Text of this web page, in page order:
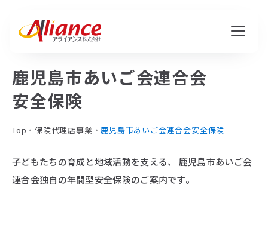
私たちについて
サービス
鹿児島市あいご会連合会
安全保険
Top ・保険代理店事業 ・鹿児島市あいご会連合会安全保険
子どもたちの育成と地域活動を支える、
鹿児島市あいご会
連合会独自の年間型安全保険のご案内です。